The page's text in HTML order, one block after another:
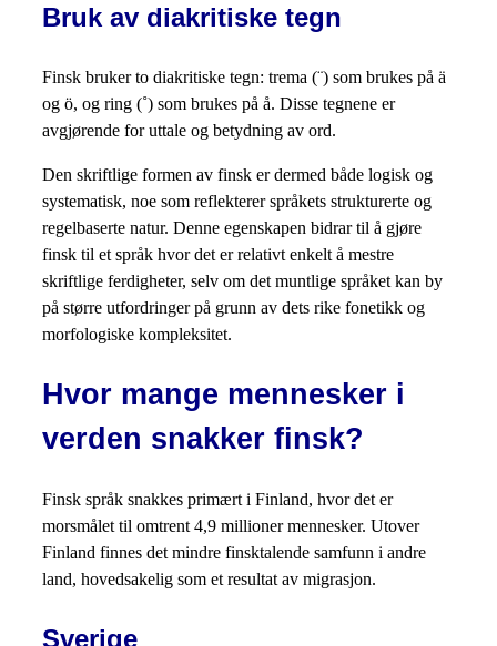
Bruk av diakritiske tegn
Finsk bruker to diakritiske tegn: trema (¨) som brukes på ä
og ö, og ring (˚) som brukes på å. Disse tegnene er
avgjørende for uttale og betydning av ord.
Den skriftlige formen av finsk er dermed både logisk og
systematisk, noe som reflekterer språkets strukturerte og
regelbaserte natur. Denne egenskapen bidrar til å gjøre
finsk til et språk hvor det er relativt enkelt å mestre
skriftlige ferdigheter, selv om det muntlige språket kan by
på større utfordringer på grunn av dets rike fonetikk og
morfologiske kompleksitet.
Hvor mange mennesker i
verden snakker finsk?
Finsk språk snakkes primært i Finland, hvor det er
morsmålet til omtrent 4,9 millioner mennesker. Utover
Finland finnes det mindre finsktalende samfunn i andre
land, hovedsakelig som et resultat av migrasjon.
Sverige